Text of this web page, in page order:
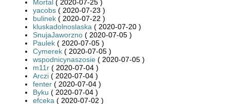
Mortal ( 2020-07-25 )
yacobs ( 2020-07-23 )
bulinek ( 2020-07-22 )
kluskadolnoslaska ( 2020-07-20 )
SnujaJaworzno ( 2020-07-05 )
Paulek ( 2020-07-05 )
Cymerek ( 2020-07-05 )
wspodnicynaszosie ( 2020-07-05 )
m11r ( 2020-07-04 )
Arczi ( 2020-07-04 )
fenter ( 2020-07-04 )
Byku ( 2020-07-04 )
efceka ( 2020-07-02 )